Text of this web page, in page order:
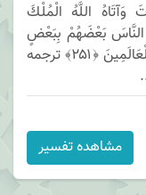
وَآتَاهُ اللَّهُ الْمُلْكَ
النَّاسَ بَعْضَهُمْ بِبَعْضٍ
لَفَسَدَتِ الْأَرْضُ وَلَكِنَّ اللَّهَ ذُو فَضْلٍ عَلَى الْعَالَمِينَ ﴿۲۵۱﴾ ترجمه
مشاهده تفسیر